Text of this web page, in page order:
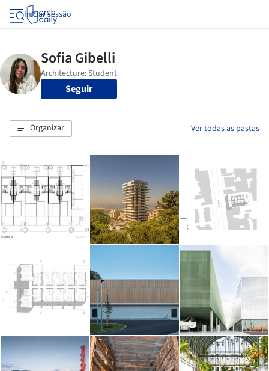
Iniciar sessão
Seguir
Organizar Ver todas as pastas